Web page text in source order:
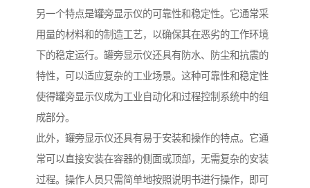
另一个特点是罐旁显示仪的可靠性和稳定性。它通常采
用量的材料和的制造工艺，以确保其在恶劣的工作环境
下的稳定运行。罐旁显示仪还具有防水、防尘和抗震的
特性，可以适应复杂的工业场景。这种可靠性和稳定性
使得罐旁显示仪成为工业自动化和过程控制系统中的组
成部分。
此外，罐旁显示仪还具有易于安装和操作的特点。它通
常可以直接安装在容器的侧面或顶部，无需复杂的安装
过程。操作人员只需简单地按照说明书进行操作，即可